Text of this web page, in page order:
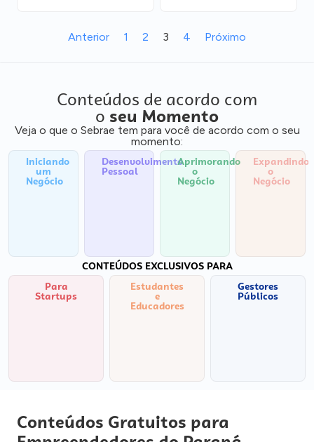
Anterior 1 2 3 4 Próximo
Conteúdos de acordo com
o seu Momento
Veja o que o Sebrae tem para você de acordo com o seu
momento:
Iniciando
um
Negócio
Desenvolvimento
Pessoal
Aprimorando
o
Negócio
Expandindo
o
Negócio
CONTEÚDOS EXCLUSIVOS PARA
Para
Startups
Estudantes
e
Educadores
Gestores
Públicos
Conteúdos Gratuitos para